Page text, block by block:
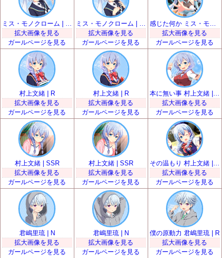
拡大画像を見る
ガールページを見る
拡大画像を見る
ガールページを見る
拡大画像を見る
ガールページを見る
村上文緒 | R
拡大画像を見る
ガールページを見る
村上文緒 | R
拡大画像を見る
ガールページを見る
拡大画像を見る
ガールページを見る
村上文緒 | SSR
拡大画像を見る
ガールページを見る
村上文緒 | SSR
拡大画像を見る
ガールページを見る
拡大画像を見る
ガールページを見る
君嶋里琉 | N
拡大画像を見る
ガールページを見る
君嶋里琉 | N
拡大画像を見る
ガールページを見る
僕の原動力 君嶋里琉 | R
拡大画像を見る
ガールページを見る